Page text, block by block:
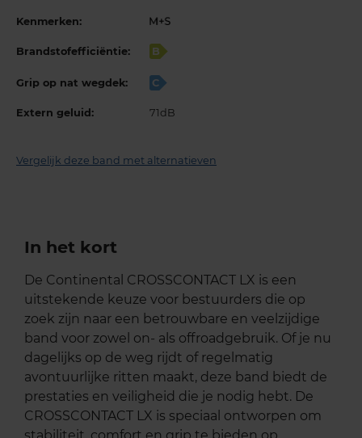
Kenmerken:
Brandstofefficiëntie: B
Grip op nat wegdek: C
Extern geluid: 71dB
Vergelijk deze band met alternatieven
In het kort
De Continental CROSSCONTACT LX is een
uitstekende keuze voor bestuurders die op
zoek zijn naar een betrouwbare en veelzijdige
band voor zowel on- als offroadgebruik. Of je nu
dagelijks op de weg rijdt of regelmatig
avontuurlijke ritten maakt, deze band biedt de
prestaties en veiligheid die je nodig hebt. De
CROSSCONTACT LX is speciaal ontworpen om